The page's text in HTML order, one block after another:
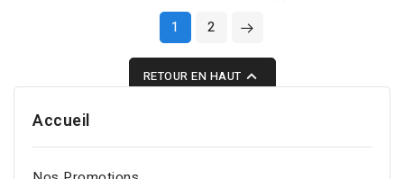
1
2
RETOUR EN HAUT 
Accueil